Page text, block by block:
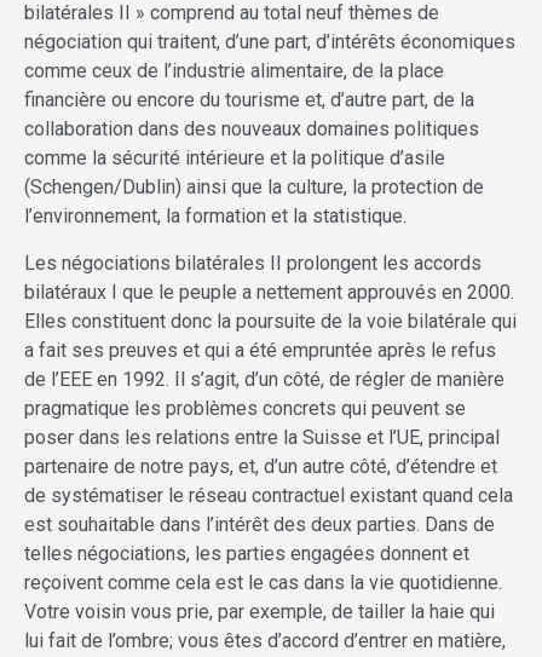
bilatérales II » comprend au total neuf thèmes de
négociation qui traitent, d’une part, d’intérêts économiques
comme ceux de l’industrie alimentaire, de la place
financière ou encore du tourisme et, d’autre part, de la
collaboration dans des nouveaux domaines politiques
comme la sécurité intérieure et la politique d’asile
(Schengen/Dublin) ainsi que la culture, la protection de
l’environnement, la formation et la statistique.
Les négociations bilatérales II prolongent les accords
bilatéraux I que le peuple a nettement approuvés en 2000.
Elles constituent donc la poursuite de la voie bilatérale qui
a fait ses preuves et qui a été empruntée après le refus
de l’EEE en 1992. Il s’agit, d’un côté, de régler de manière
pragmatique les problèmes concrets qui peuvent se
poser dans les relations entre la Suisse et l’UE, principal
partenaire de notre pays, et, d’un autre côté, d’étendre et
de systématiser le réseau contractuel existant quand cela
est souhaitable dans l’intérêt des deux parties. Dans de
telles négociations, les parties engagées donnent et
reçoivent comme cela est le cas dans la vie quotidienne.
Votre voisin vous prie, par exemple, de tailler la haie qui
lui fait de l’ombre; vous êtes d’accord d’entrer en matière,